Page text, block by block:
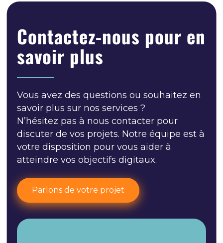
Contactez-nous pour en
savoir plus
Vous avez des questions ou souhaitez en
savoir plus sur nos services ?
N’hésitez pas à nous contacter pour
discuter de vos projets. Notre équipe est à
votre disposition pour vous aider à
atteindre vos objectifs digitaux.
Parlons de votre projet